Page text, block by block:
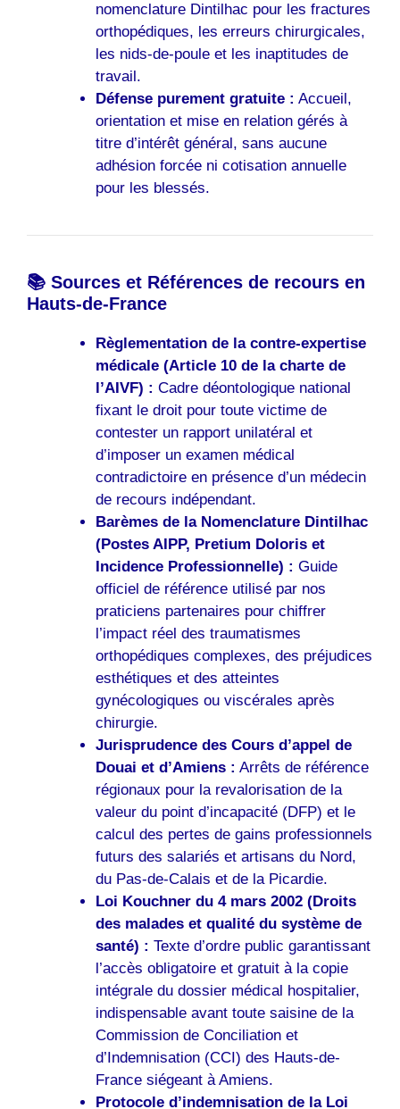
nomenclature Dintilhac pour les fractures
orthopédiques, les erreurs chirurgicales,
les nids-de-poule et les inaptitudes de
travail.
Défense purement gratuite : Accueil,
orientation et mise en relation gérés à
titre d’intérêt général, sans aucune
adhésion forcée ni cotisation annuelle
pour les blessés.
📚 Sources et Références de recours en
Hauts-de-France
Règlementation de la contre-expertise
médicale (Article 10 de la charte de
l’AIVF) : Cadre déontologique national
fixant le droit pour toute victime de
contester un rapport unilatéral et
d’imposer un examen médical
contradictoire en présence d’un médecin
de recours indépendant.
Barèmes de la Nomenclature Dintilhac
(Postes AIPP, Pretium Doloris et
Incidence Professionnelle) : Guide
officiel de référence utilisé par nos
praticiens partenaires pour chiffrer
l’impact réel des traumatismes
orthopédiques complexes, des préjudices
esthétiques et des atteintes
gynécologiques ou viscérales après
chirurgie.
Jurisprudence des Cours d’appel de
Douai et d’Amiens : Arrêts de référence
régionaux pour la revalorisation de la
valeur du point d’incapacité (DFP) et le
calcul des pertes de gains professionnels
futurs des salariés et artisans du Nord,
du Pas-de-Calais et de la Picardie.
Loi Kouchner du 4 mars 2002 (Droits
des malades et qualité du système de
santé) : Texte d’ordre public garantissant
l’accès obligatoire et gratuit à la copie
intégrale du dossier médical hospitalier,
indispensable avant toute saisine de la
Commission de Conciliation et
d’Indemnisation (CCI) des Hauts-de-
France siégeant à Amiens.
Protocole d’indemnisation de la Loi